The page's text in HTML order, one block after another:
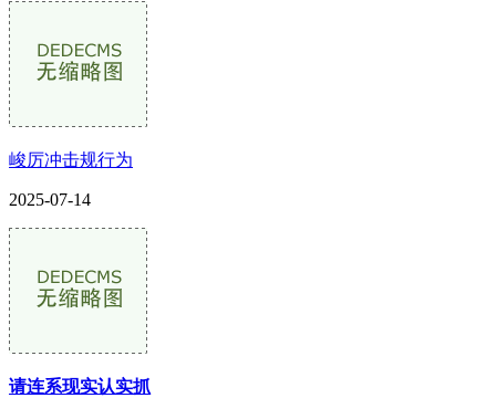
峻厉冲击规行为
2025-07-14
请连系现实认实抓